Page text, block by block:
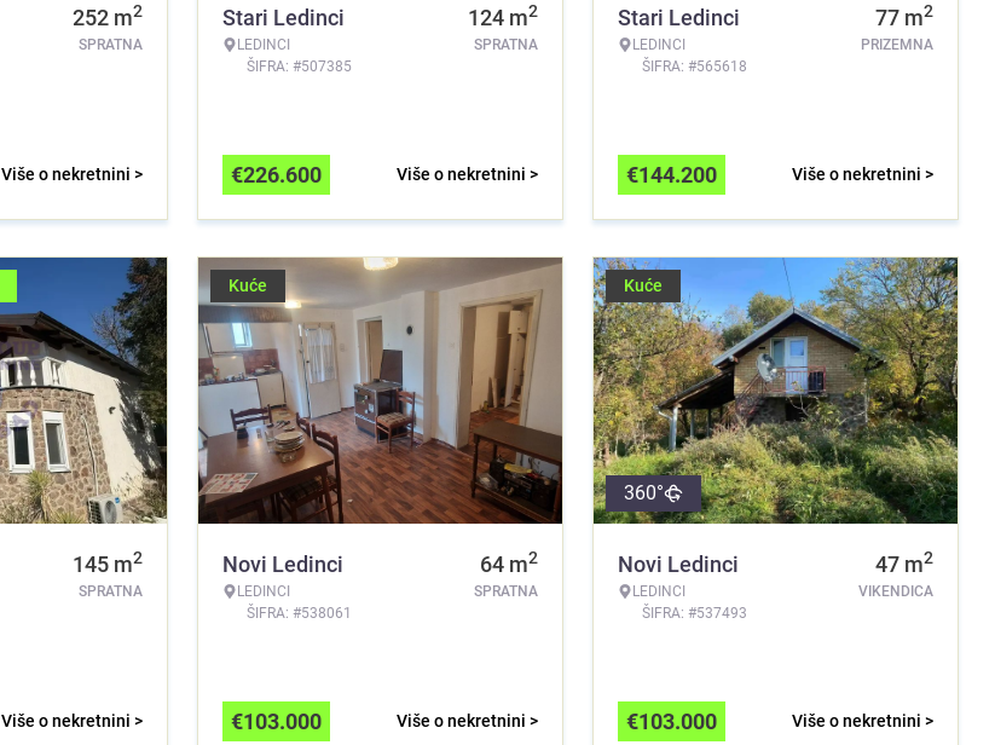
252 m2
SPRATNA
Više o nekretnini >
Stari Ledinci
LEDINCI
ŠIFRA: #507385
124 m2
SPRATNA
Više o nekretnini >
€226.600
Stari Ledinci
LEDINCI
ŠIFRA: #565618
77 m2
PRIZEMNA
Više o nekretnini >
€144.200
145 m2
SPRATNA
Više o nekretnini >
Kuće
Novi Ledinci
LEDINCI
ŠIFRA: #538061
64 m2
SPRATNA
Više o nekretnini >
€103.000
Kuće
360°
Novi Ledinci
LEDINCI
ŠIFRA: #537493
47 m2
VIKENDICA
Više o nekretnini >
€103.000